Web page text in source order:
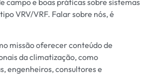
campo e boas práticas sobre sistemas
VRV/VRF. Falar sobre nós, é
missão oferecer conteúdo de
da climatização, como
engenheiros, consultores e